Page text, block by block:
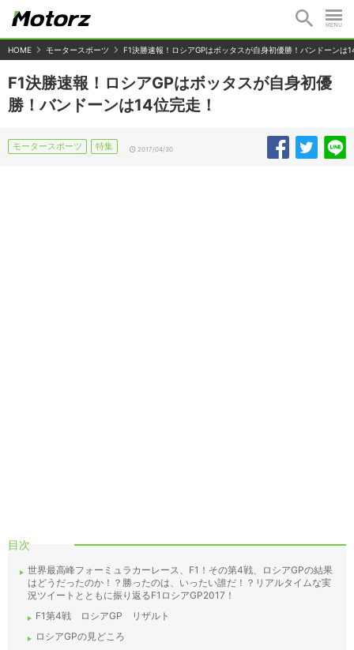
HOME モータースポーツ F1決勝速報！ロシアGPはボッタスが自身初優勝！バンドーンは
F1決勝速報！ロシアGPはボッタスが自身初優
勝！バンドーンは14位完走！
モータースポーツ 特集 2017/04/30
目次
世界最高峰フォーミュラカーレース、F1！その第4戦、ロシアGPの結果
はどうだったのか！？勝ったのは、いったい誰だ！？リアルタイムな実
況ツイートとともに振り返るF1ロシアGP2017！
F1第4戦 ロシアGP リザルト
ロシアGPの見どころ